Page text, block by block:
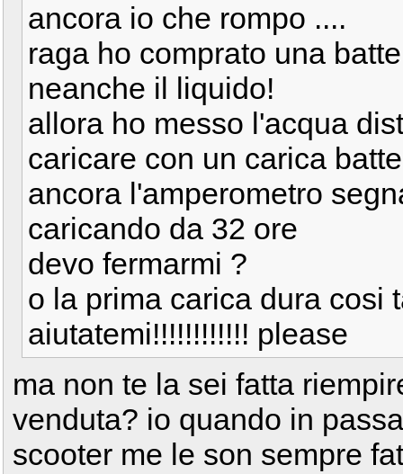
ancora io che rompo ....
raga ho comprato una
neanche il liquido!
allora ho messo l'acqua
caricare con un carica
ancora l'amperometro
caricando da 32 ore
devo fermarmi ?
o la prima carica dura cosi
aiutatemi!!!!!!!!!!!! please
ma non te la sei fatta
venduta? io quando in
scooter me le son sempre